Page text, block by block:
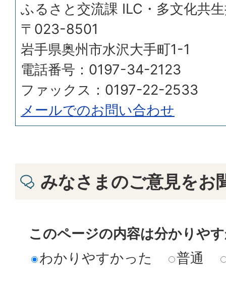
ふるさと交流課 ILC・多文化共
〒023-8501
岩手県奥州市水沢大手町1-1
電話番号：0197-34-2123
ファックス：0197-22-2533
メールでのお問い合わせ
みなさまのご意見をお
このページの内容は分かりや
わかりやすかった
普通